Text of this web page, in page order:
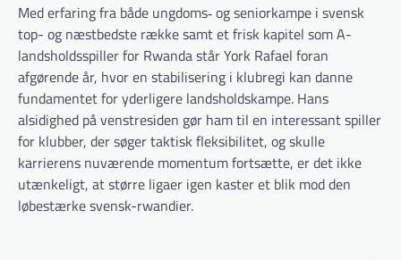
Med erfaring fra både ungdoms‐ og seniorkampe i svensk
top- og næstbedste række samt et frisk kapitel som A-
landsholdsspiller for Rwanda står York Rafael foran
afgørende år, hvor en stabilisering i klubregi kan danne
fundamentet for yderligere landsholdskampe. Hans
alsidighed på venstresiden gør ham til en interessant spiller
for klubber, der søger taktisk fleksibilitet, og skulle
karrierens nuværende momentum fortsætte, er det ikke
utænkeligt, at større ligaer igen kaster et blik mod den
løbestærke svensk-rwandier.